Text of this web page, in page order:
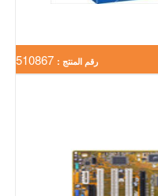
رقم المنتج :